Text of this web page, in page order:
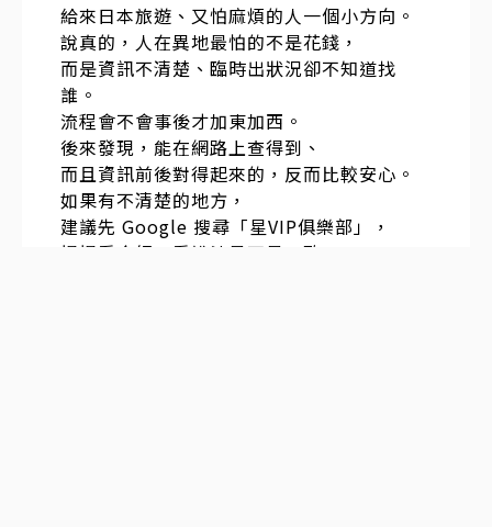
給來日本旅遊、又怕麻煩的人一個小方向。
說真的，人在異地最怕的不是花錢，
而是資訊不清楚、臨時出狀況卻不知道找
誰。
流程會不會事後才加東加西。
後來發現，能在網路上查得到、
而且資訊前後對得起來的，反而比較安心。
如果有不清楚的地方，
建議先 Google 搜尋「星VIP俱樂部」，
慢慢看介紹、看說法是不是一致，